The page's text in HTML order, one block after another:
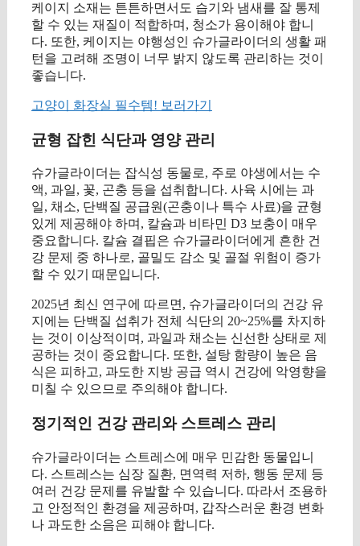
케이지 소재는 튼튼하면서도 습기와 냄새를 잘 통제
할 수 있는 재질이 적합하며, 청소가 용이해야 합니
다. 또한, 케이지는 야행성인 슈가글라이더의 생활 패
턴을 고려해 조명이 너무 밝지 않도록 관리하는 것이
좋습니다.
고양이 화장실 필수템! 보러가기
균형 잡힌 식단과 영양 관리
슈가글라이더는 잡식성 동물로, 주로 야생에서는 수
액, 과일, 꽃, 곤충 등을 섭취합니다. 사육 시에는 과
일, 채소, 단백질 공급원(곤충이나 특수 사료)을 균형
있게 제공해야 하며, 칼슘과 비타민 D3 보충이 매우
중요합니다. 칼슘 결핍은 슈가글라이더에게 흔한 건
강 문제 중 하나로, 골밀도 감소 및 골절 위험이 증가
할 수 있기 때문입니다.
2025년 최신 연구에 따르면, 슈가글라이더의 건강 유
지에는 단백질 섭취가 전체 식단의 20~25%를 차지하
는 것이 이상적이며, 과일과 채소는 신선한 상태로 제
공하는 것이 중요합니다. 또한, 설탕 함량이 높은 음
식은 피하고, 과도한 지방 공급 역시 건강에 악영향을
미칠 수 있으므로 주의해야 합니다.
정기적인 건강 관리와 스트레스 관리
슈가글라이더는 스트레스에 매우 민감한 동물입니
다. 스트레스는 심장 질환, 면역력 저하, 행동 문제 등
여러 건강 문제를 유발할 수 있습니다. 따라서 조용하
고 안정적인 환경을 제공하며, 갑작스러운 환경 변화
나 과도한 소음은 피해야 합니다.